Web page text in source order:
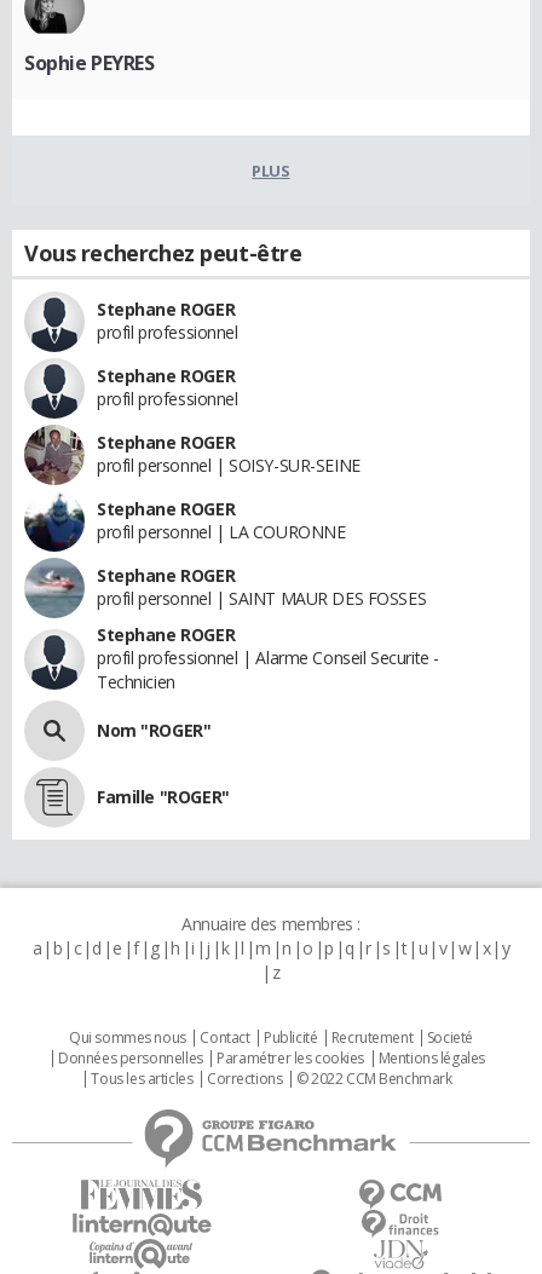
Sophie PEYRES
PLUS
Vous recherchez peut-être
Stephane ROGER
profil professionnel
Stephane ROGER
profil professionnel
Stephane ROGER
profil personnel | SOISY-SUR-SEINE
Stephane ROGER
profil personnel | LA COURONNE
Stephane ROGER
profil personnel | SAINT MAUR DES FOSSES
Stephane ROGER
profil professionnel | Alarme Conseil Securite -
Technicien
Nom "ROGER"
Famille "ROGER"
Annuaire des membres :
a b c d e f g h i j k l m n o p q r s t u v w x y
z
Qui sommes nous Contact Publicité Recrutement
Societé
Données personnelles
Paramétrer les cookies
Mentions légales
Tous les articles
Corrections © 2022 CCM Benchmark